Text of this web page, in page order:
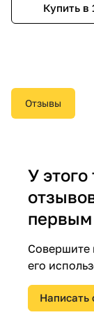
Купить в
Отзывы
У этого
первым
Совершите
его
Написать